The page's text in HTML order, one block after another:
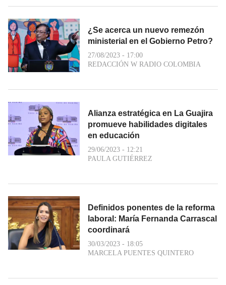
¿Se acerca un nuevo remezón
ministerial en el Gobierno Petro?
27/08/2023 - 17:00
REDACCIÓN W RADIO COLOMBIA
Alianza estratégica en La Guajira
promueve habilidades digitales
en educación
29/06/2023 - 12:21
PAULA GUTIÉRREZ
Definidos ponentes de la reforma
laboral: María Fernanda Carrascal
coordinará
30/03/2023 - 18:05
MARCELA PUENTES QUINTERO